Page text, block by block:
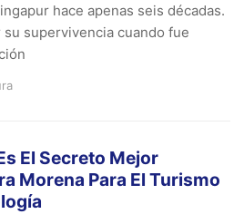
hace apenas seis décadas.
supervivencia cuando fue
El Secreto Mejor
Morena Para El Turismo